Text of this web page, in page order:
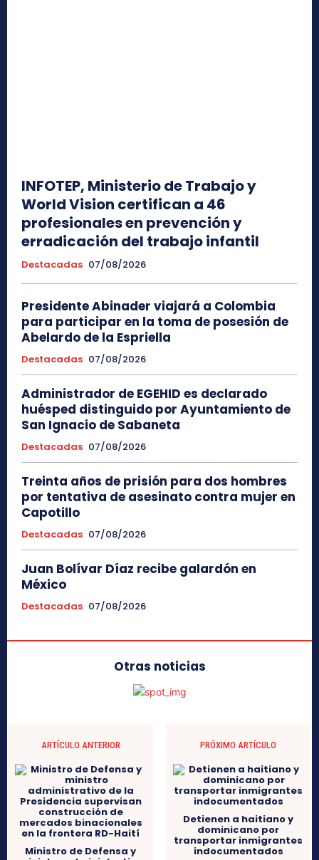
INFOTEP, Ministerio de Trabajo y
World Vision certifican a 46
profesionales en prevención y
erradicación del trabajo infantil
Destacadas 07/08/2026
Presidente Abinader viajará a Colombia
para participar en la toma de posesión de
Abelardo de la Espriella
Destacadas 07/08/2026
Administrador de EGEHID es declarado
huésped distinguido por Ayuntamiento de
San Ignacio de Sabaneta
Destacadas 07/08/2026
Treinta años de prisión para dos hombres
por tentativa de asesinato contra mujer en
Capotillo
Destacadas 07/08/2026
Juan Bolívar Díaz recibe galardón en
México
Destacadas 07/08/2026
Otras noticias
ARTÍCULO ANTERIOR
Ministro de Defensa y
PRÓXIMO ARTÍCULO
Detienen a haitiano y
dominicano por
transportar inmigrantes
indocumentados